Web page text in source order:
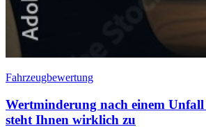
Fahrzeugbewertung
Wertminderung nach einem Unfall
steht Ihnen wirklich zu